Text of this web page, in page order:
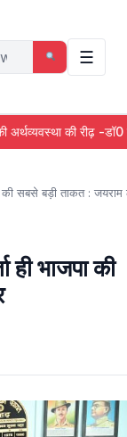
☰
की रीढ़ -डॉ0 तंवर
की सबसे बड़ी ताकत : जयराम
ही भाजपा की